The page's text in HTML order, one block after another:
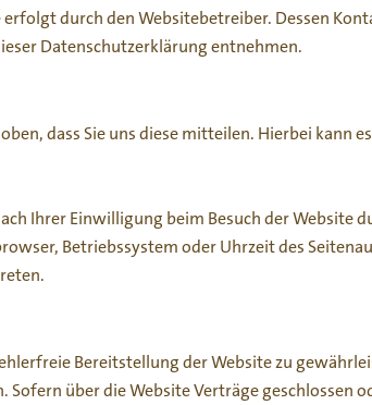
durch den Websitebetreiber. Dessen
Datenschutzerklärung entnehmen.
dass Sie uns diese mitteilen. Hierbei kann
Ihrer Einwilligung beim Besuch der Website
Betriebssystem oder Uhrzeit des
Bereitstellung der Website zu
über die Website Verträge geschlossen